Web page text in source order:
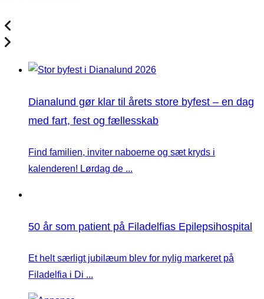
Dianalund gør klar til årets store byfest – en dag
med fart, fest og fællesskab
Find familien, inviter naboerne og sæt kryds i
kalenderen! Lørdag de ...
50 år som patient på Filadelfias Epilepsihospital
Et helt særligt jubilæum blev for nylig markeret på
Filadelfia i Di ...